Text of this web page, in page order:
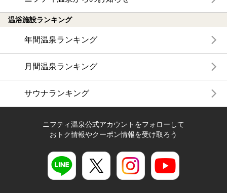
温浴施設ランキング
年間温泉ランキング
月間温泉ランキング
サウナランキング
ニフティ温泉公式アカウントをフォローして
おトク情報やクーポン情報を受け取ろう